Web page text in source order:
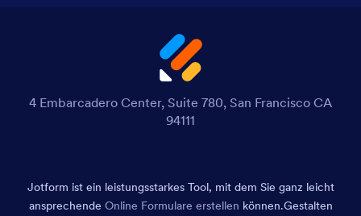
4 Embarcadero Center, Suite 780, San Francisco CA
94111
Jotform ist ein leistungsstarkes Tool, mit dem Sie ganz leicht
ansprechende Online Formulare erstellen können.Gestalten